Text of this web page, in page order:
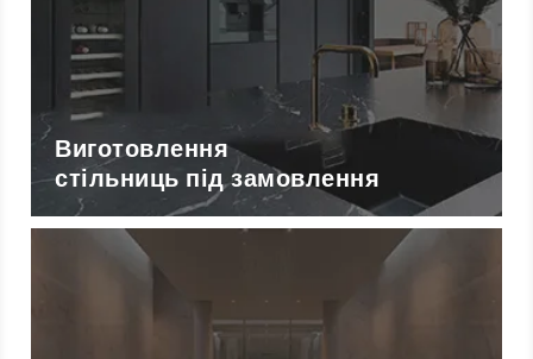
Виготовлення
стільниць під замовлення